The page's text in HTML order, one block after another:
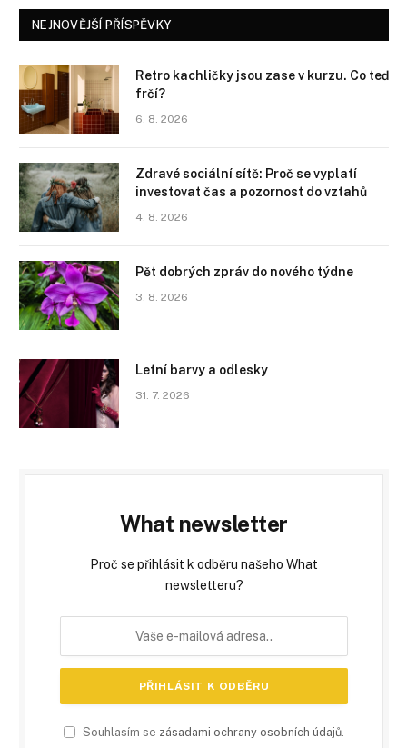
NEJNOVĚJŠÍ PŘÍSPĚVKY
Retro kachličky jsou zase v kurzu. Co teď
frčí?
6. 8. 2026
Zdravé sociální sítě: Proč se vyplatí
investovat čas a pozornost do vztahů
4. 8. 2026
Pět dobrých zpráv do nového týdne
3. 8. 2026
Letní barvy a odlesky
31. 7. 2026
What newsletter
Proč se přihlásit k odběru našeho What
newsletteru?
Souhlasím se zásadami ochrany osobních údajů